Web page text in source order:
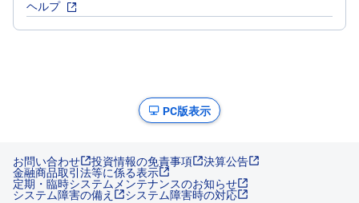
ヘルプ
PC版表示
お問い合わせ 投資情報の免責事項 決算公告
金融商品取引法等に係る表示
定期・臨時システムメンテナンスのお知らせ
システム障害の備え システム障害時の対応